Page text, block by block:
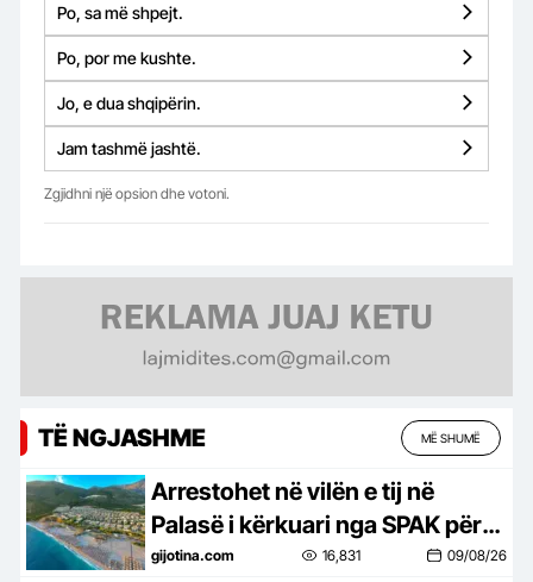
Po, sa më shpejt.
Po, por me kushte.
Jo, e dua shqipërin.
Jam tashmë jashtë.
Zgjidhni një opsion dhe votoni.
TË NGJASHME MË SHUMË
Arrestohet në vilën e tij në
Palasë i kërkuari nga SPAK për
inceneratorin e Tiranës
gijotina.com 16,831 09/08/26